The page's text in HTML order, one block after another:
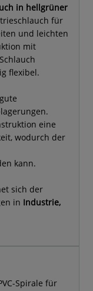
in hellgrüner
für
und leichten
mit
flexibel.
eine
wodurch der
kann.
sich der
in Industrie,
Spirale für